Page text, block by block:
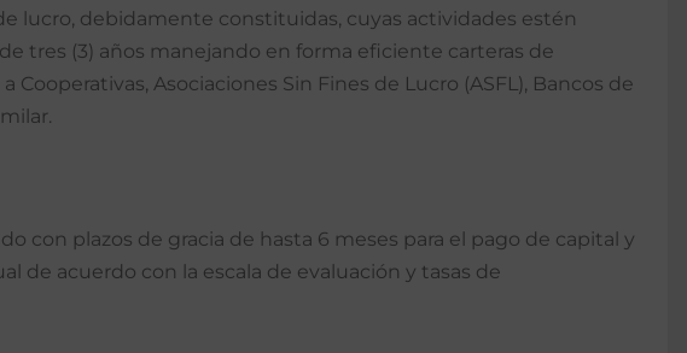
lucro, debidamente constituidas, cuyas actividades estén
tres (3) años manejando en forma eficiente carteras de
Asociaciones Sin Fines de Lucro (ASFL), Bancos de
con plazos de gracia de hasta 6 meses para el pago de capital y
de acuerdo con la escala de evaluación y tasas de